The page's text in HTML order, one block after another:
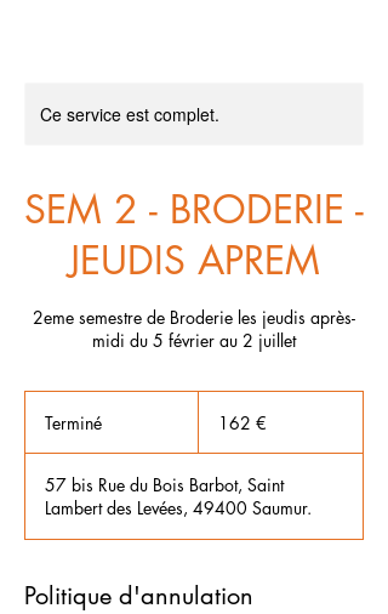
Ce service est complet.
SEM 2 - BRODERIE -
JEUDIS APREM
2eme semestre de Broderie les jeudis après-
midi du 5 février au 2 juillet
Terminé
m
n
162 €
57 bis Rue du Bois Barbot, Saint
Lambert des Levées, 49400 Saumur.
Politique d'annulation